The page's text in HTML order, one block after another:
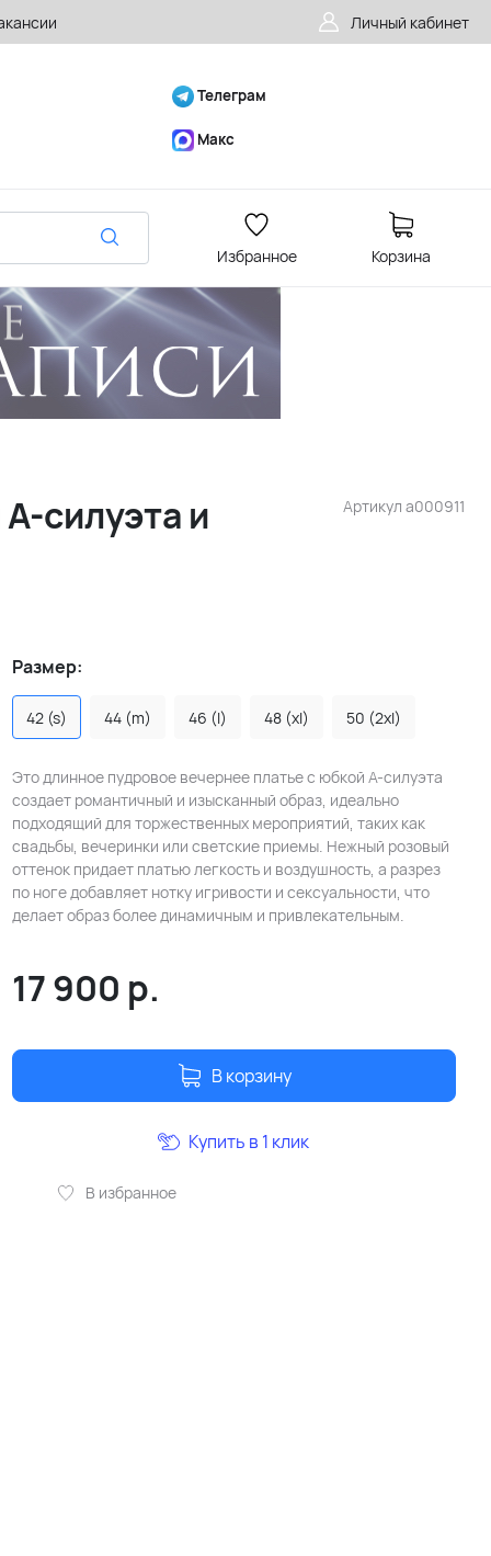
Личный кабинет
Телеграм
Макс
Избранное Корзина
Артикул a000911
силуэта и
Размер:
42 (s) 44 (m) 46 (l) 48 (xl) 50 (2xl)
Это длинное пудровое вечернее платье с юбкой А-силуэта
создает романтичный и изысканный образ, идеально
подходящий для торжественных мероприятий, таких как
свадьбы, вечеринки или светские приемы. Нежный розовый
оттенок придает платью легкость и воздушность, а разрез
по ноге добавляет нотку игривости и сексуальности, что
делает образ более динамичным и привлекательным.
17 900 р.
В корзину
В избранное
Купить в 1 клик